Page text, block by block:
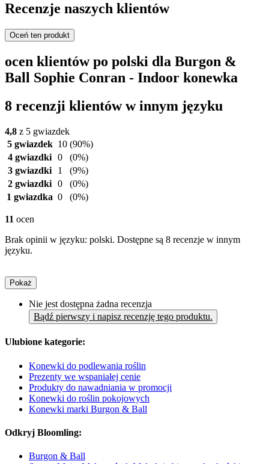
Recenzje naszych klientów
Oceń ten produkt
ocen klientów po polski dla Burgon &
Ball Sophie Conran - Indoor konewka
8 recenzji klientów w innym języku
4,8 z 5 gwiazdek
5 gwiazdek 10 (90%)
4 gwiazdki 0
(0%)
3 gwiazdki
1
(9%)
2 gwiazdki 0
(0%)
1 gwiazdka 0 (0%)
11 ocen
Brak opinii w języku: polski. Dostępne są 8 recenzje w innym
języku.
Pokaż
Nie jest dostępna żadna recenzja
Bądź pierwszy i napisz recenzję tego produktu.
Ulubione kategorie:
Konewki do podlewania roślin
Prezenty we wspaniałej cenie
Produkty do nawadniania w promocji
Konewki do roślin pokojowych
Konewki marki Burgon & Ball
Odkryj Bloomling:
Burgon & Ball